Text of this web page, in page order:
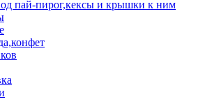
пай-пирог,кексы и крышки к ним